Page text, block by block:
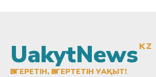
UakytNewsKZ
ӨЗГЕРЕТІН, ӨЗГЕРТЕТІН УАҚЫТ!